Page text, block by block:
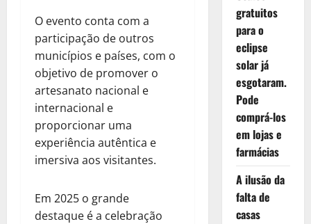
O evento conta com a
participação de outros
municípios e países, com o
objetivo de promover o
artesanato nacional e
internacional e
proporcionar uma
experiência autêntica e
imersiva aos visitantes.
Em 2025 o grande
destaque é a celebração
gratuitos
para o
eclipse
solar já
esgotaram.
Pode
comprá-los
em lojas e
farmácias
A ilusão da
falta de
casas